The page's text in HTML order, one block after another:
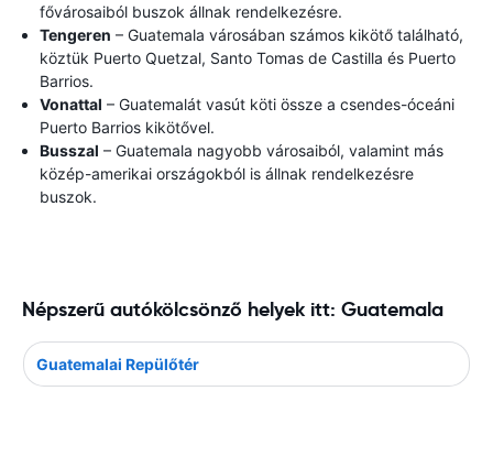
fővárosaiból buszok állnak rendelkezésre.
Tengeren – Guatemala városában számos kikötő található,
köztük Puerto Quetzal, Santo Tomas de Castilla és Puerto
Barrios.
Vonattal – Guatemalát vasút köti össze a csendes-óceáni
Puerto Barrios kikötővel.
Busszal – Guatemala nagyobb városaiból, valamint más
közép-amerikai országokból is állnak rendelkezésre
buszok.
Népszerű autókölcsönző helyek itt: Guatemala
Guatemalai Repülőtér